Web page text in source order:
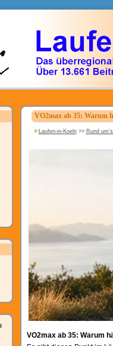
VO2max ab 35: Warum
Laufen-in-Koeln>> Rund
VO2max ab 35: Warum